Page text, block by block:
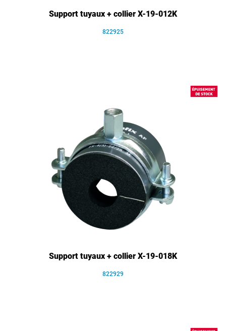
Support tuyaux + collier X-19-012K
822925
Support tuyaux + collier X-19-018K
822929